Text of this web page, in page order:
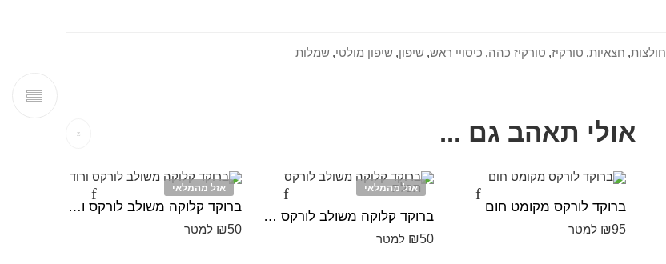
חולצות, חצאיות, טורקיז, טורקיז כהה, כיסויי ראש, שיפון, שיפון מולטי, שמלות
אולי תאהב גם ...
ברוקד לורקס מקומט חום
₪95 למטר
אזל מהמלאי
ברוקד קלוקה משולב לורקס תכלת
₪50 למטר
אזל מהמלאי
ברוקד קלוקה משולב לורקס ורוד
₪50 למטר